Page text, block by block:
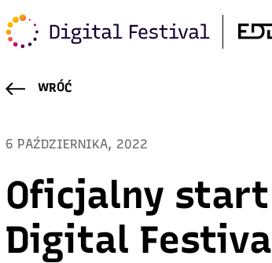
WRÓĆ
6 PAŹDZIERNIKA, 2022
Oficjalny
Digital